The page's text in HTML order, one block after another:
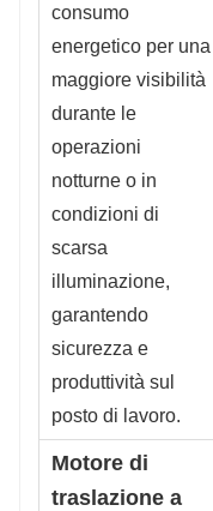
consumo
energetico per una
maggiore visibilità
durante le
operazioni
notturne o in
condizioni di
scarsa
illuminazione,
garantendo
sicurezza e
produttività sul
posto di lavoro.
Motore di
traslazione a